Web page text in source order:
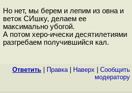
Но нет, мы берем и лепим из овна и
веток СИшку, делаем ее
максимально убогой.
А потом херо-ически десятилетиями
разгребаем получившийся кал.
Ответить Правка| Наверх
Cообщить
модератору